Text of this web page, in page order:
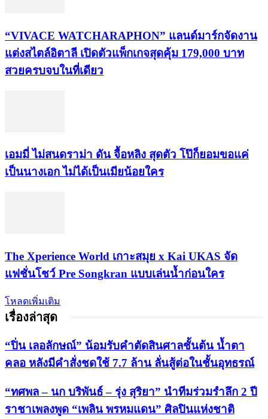
“VIVACE WATCHARAPHON” แลนด์มาร์กจัดงาน
แต่งสไตล์อิตาลี เปิดตัวแพ็กเกจสุดคุ้ม 179,000 บาท
สวยครบจบในที่เดียว
เอมมี่ ไม่สนดราม่า ดัน จื้อหลิง สุดตัว โป๊ก็ยอมขอแค่
เป็นนางเอก ไม่ได้เป็นเมียน้อยใคร
​The Xperience World เกาะสมุย x Kai UKAS จัด
แฟชั่นโชว์ Pre Songkran แบบเล่นน้ำก่อนใคร
โหลดเพิ่มเติม
เรื่องล่าสุด
“ปิ่น เลอลักษณ์” น้อมรับคำตัดสินศาลชั้นต้น น้ำตา
คลอ หลังมีคำสั่งชดใช้ 7.7 ล้าน ลั่นสู้ต่อในชั้นอุทธรณ์
“ทศพล – นก บริพันธ์ – รุ่ง สุริยา” นำทีมร่วมรำลึก 2 ปี
ราชาเพลงพูด “เพลิน พรหมแดน” ศิลปินแห่งชาติ